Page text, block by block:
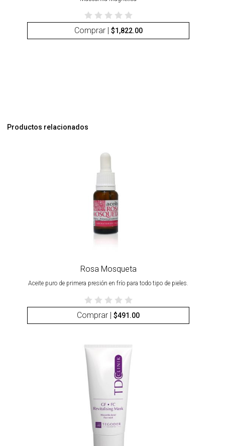
Comprar | $1,822.00
Productos relacionados
Rosa Mosqueta
Aceite puro de primera presión en frío para todo tipo de pieles.
Comprar |$491.00